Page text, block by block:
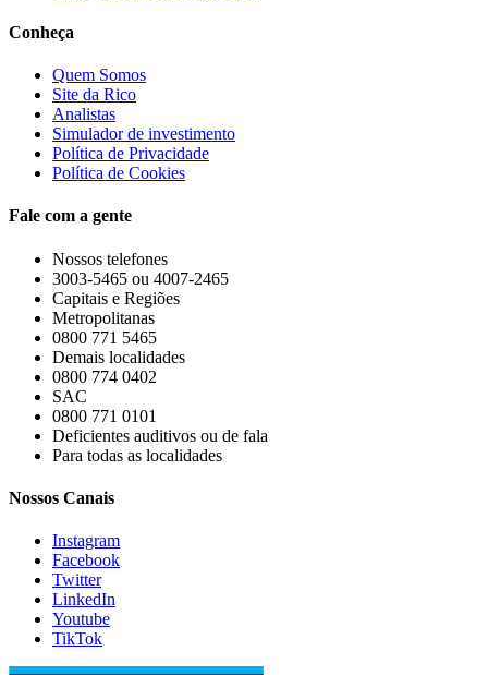
Conheça
Quem Somos
Site da Rico
Analistas
Simulador de investimento
Política de Privacidade
Política de Cookies
Fale com a gente
Nossos telefones
3003-5465 ou 4007-2465
Capitais e Regiões
Metropolitanas
0800 771 5465
Demais localidades
0800 774 0402
SAC
0800 771 0101
Deficientes auditivos ou de fala
Para todas as localidades
Nossos Canais
Instagram
Facebook
Twitter
LinkedIn
Youtube
TikTok